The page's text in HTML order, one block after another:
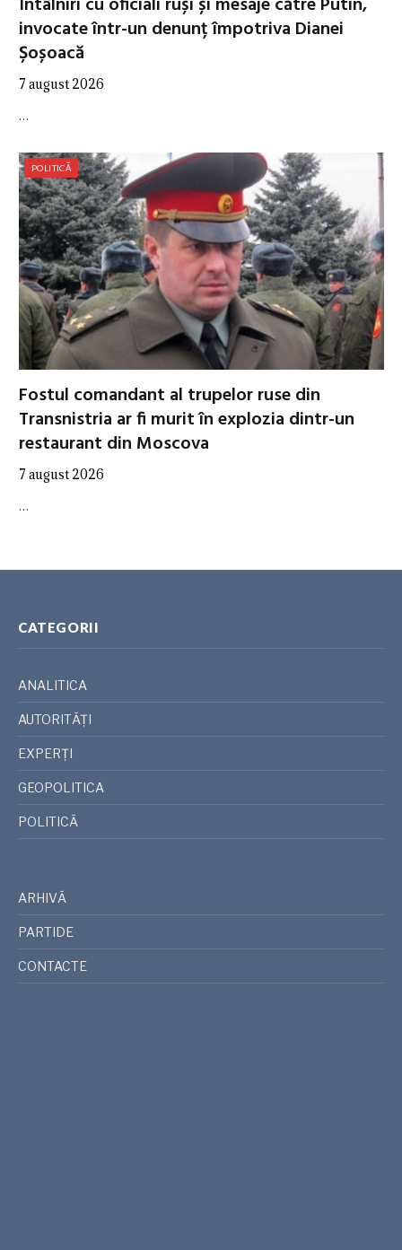
invocate într-un denunț împotriva Dianei
Șoșoacă
7 august 2026
…
POLITICĂ
Fostul comandant al trupelor ruse din
Transnistria ar fi murit în explozia dintr-un
restaurant din Moscova
7 august 2026
…
CATEGORII
ANALITICA
AUTORITĂȚI
EXPERȚI
GEOPOLITICA
POLITICĂ
ARHIVĂ
PARTIDE
CONTACTE